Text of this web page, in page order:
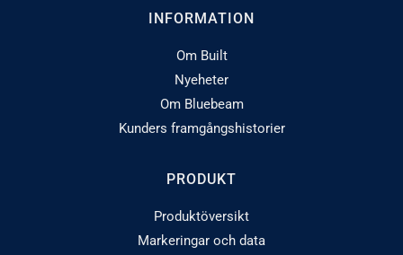
INFORMATION
Om Built
Nyeheter
Om Bluebeam
Kunders framgångshistorier
PRODUKT
Produktöversikt
Markeringar och data